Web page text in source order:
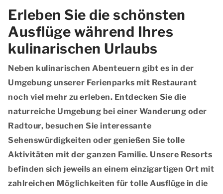
Erleben Sie die schönsten
Ausflüge während Ihres
kulinarischen Urlaubs
Neben kulinarischen Abenteuern gibt es in der
Umgebung unserer Ferienparks mit Restaurant
noch viel mehr zu erleben. Entdecken Sie die
naturreiche Umgebung bei einer Wanderung oder
Radtour, besuchen Sie interessante
Sehenswürdigkeiten oder genießen Sie tolle
Aktivitäten mit der ganzen Familie. Unsere Resorts
befinden sich jeweils an einem einzigartigen Ort mit
zahlreichen Möglichkeiten für tolle Ausflüge in die